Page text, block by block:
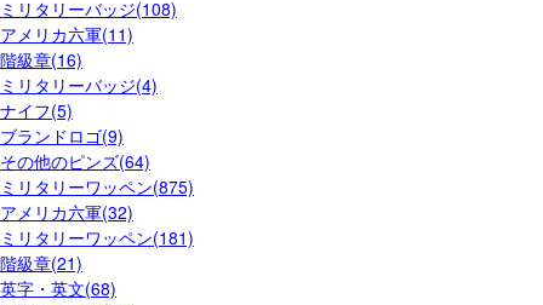
ミリタリーバッジ(108)
アメリカ六軍(11)
階級章(16)
ミリタリーバッジ(4)
ナイフ(5)
ブランドロゴ(9)
その他のピンズ(64)
ミリタリーワッペン(875)
アメリカ六軍(32)
ミリタリーワッペン(181)
階級章(21)
英字・英文(68)